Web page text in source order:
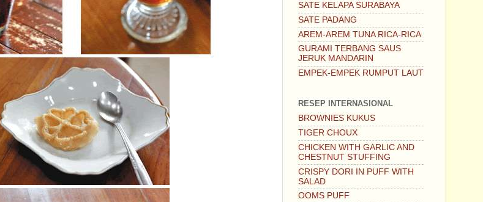
SATE KELAPA SURABAYA
SATE PADANG
AREM-AREM TUNA RICA-RICA
GURAMI TERBANG SAUS
JERUK MANDARIN
EMPEK-EMPEK RUMPUT LAUT
RESEP INTERNASIONAL
BROWNIES KUKUS
TIGER CHOUX
CHICKEN WITH GARLIC AND
CHESTNUT STUFFING
CRISPY DORI IN PUFF WITH
SALAD
OOMS PUFF